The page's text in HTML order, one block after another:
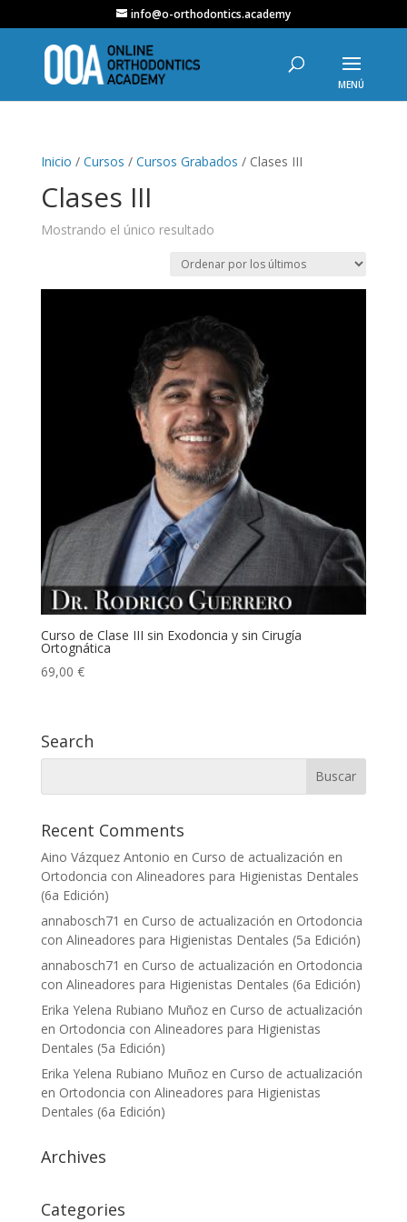
info@o-orthodontics.academy
Inicio / Cursos / Cursos Grabados / Clases III
Clases III
Mostrando el único resultado
Curso de Clase III sin Exodoncia y sin Cirugía
Ortognática
69,00 €
Search
Recent Comments
Aino Vázquez Antonio en Curso de actualización en
Ortodoncia con Alineadores para Higienistas Dentales
(6a Edición)
annabosch71 en Curso de actualización en Ortodoncia
con Alineadores para Higienistas Dentales (5a Edición)
annabosch71 en Curso de actualización en Ortodoncia
con Alineadores para Higienistas Dentales (6a Edición)
Erika Yelena Rubiano Muñozen Curso de actualización
en Ortodoncia con Alineadores para Higienistas
Dentales (5a Edición)
Erika Yelena Rubiano Muñozen Curso de actualización
en Ortodoncia con Alineadores para Higienistas
Dentales (6a Edición)
Archives
Categories